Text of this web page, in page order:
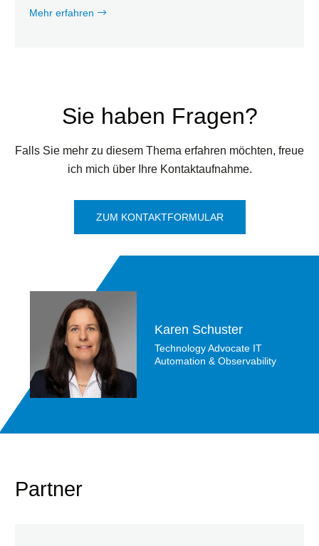
Mehr erfahren
Sie haben Fragen?
Falls Sie mehr zu diesem Thema erfahren möchten, freue
ich mich über Ihre Kontaktaufnahme.
ZUM KONTAKTFORMULAR
Karen Schuster
Technology Advocate IT
Automation & Observability
Partner